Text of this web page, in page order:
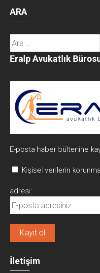
ARA
Arama:
Eralp Avukatlık
E-posta haber bültenine
Kişisel verilerin
adresi:
İletişim